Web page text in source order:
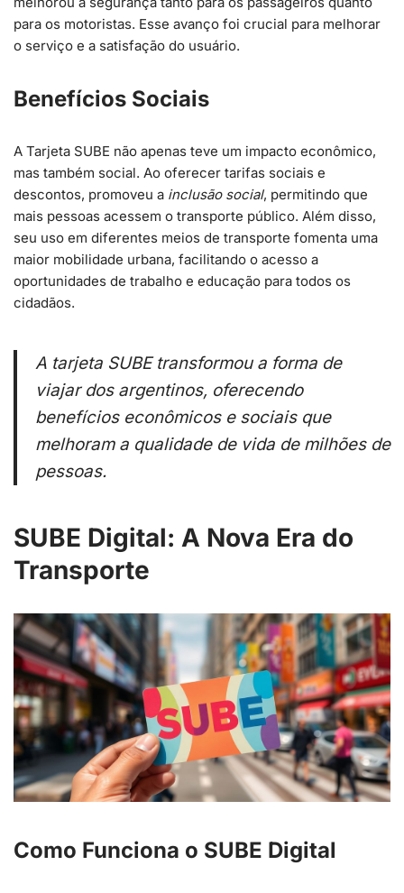
para os motoristas. Esse avanço foi crucial para melhorar
o serviço e a satisfação do usuário.
Benefícios Sociais
A Tarjeta SUBE não apenas teve um impacto econômico,
mas também social. Ao oferecer tarifas sociais e
descontos, promoveu a inclusão social, permitindo que
mais pessoas acessem o transporte público. Além disso,
seu uso em diferentes meios de transporte fomenta uma
maior mobilidade urbana, facilitando o acesso a
oportunidades de trabalho e educação para todos os
cidadãos.
A tarjeta SUBE transformou a forma de
viajar dos argentinos, oferecendo
benefícios econômicos e sociais que
melhoram a qualidade de vida de milhões de
pessoas.
SUBE Digital: A Nova Era do
Transporte
Como Funciona o SUBE Digital